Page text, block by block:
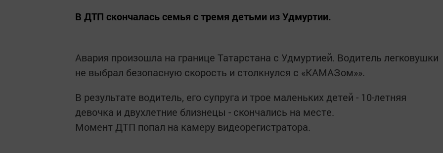
В ДТП скончалась семья с тремя детьми из Удмуртии.
Авария произошла на границе Татарстана с Удмуртией. Водитель легковушки
не выбрал безопасную скорость и столкнулся с «КАМАЗом»».
В результате водитель, его супруга и трое маленьких детей - 10-летняя
девочка и двухлетние близнецы - скончались на месте.
Момент ДТП попал на камеру видеорегистратора.